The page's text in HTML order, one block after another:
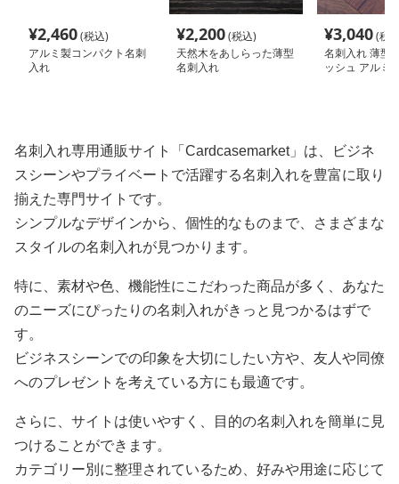
¥2,460(税込)
アルミ製コンパクト名刺
入れ
¥2,200(税込)
天然木をあしらった薄型
名刺入れ
¥3,040(税
名刺入れ 薄型
ッシュ アルミ
名刺入れ専用通販サイト「Cardcasemarket」は、ビジネ
スシーンやプライベートで活躍する名刺入れを豊富に取り
揃えた専門サイトです。
シンプルなデザインから、個性的なものまで、さまざまな
スタイルの名刺入れが見つかります。
特に、素材や色、機能性にこだわった商品が多く、あなた
のニーズにぴったりの名刺入れがきっと見つかるはずで
す。
ビジネスシーンでの印象を大切にしたい方や、友人や同僚
へのプレゼントを考えている方にも最適です。
さらに、サイトは使いやすく、目的の名刺入れを簡単に見
つけることができます。
カテゴリー別に整理されているため、好みや用途に応じて